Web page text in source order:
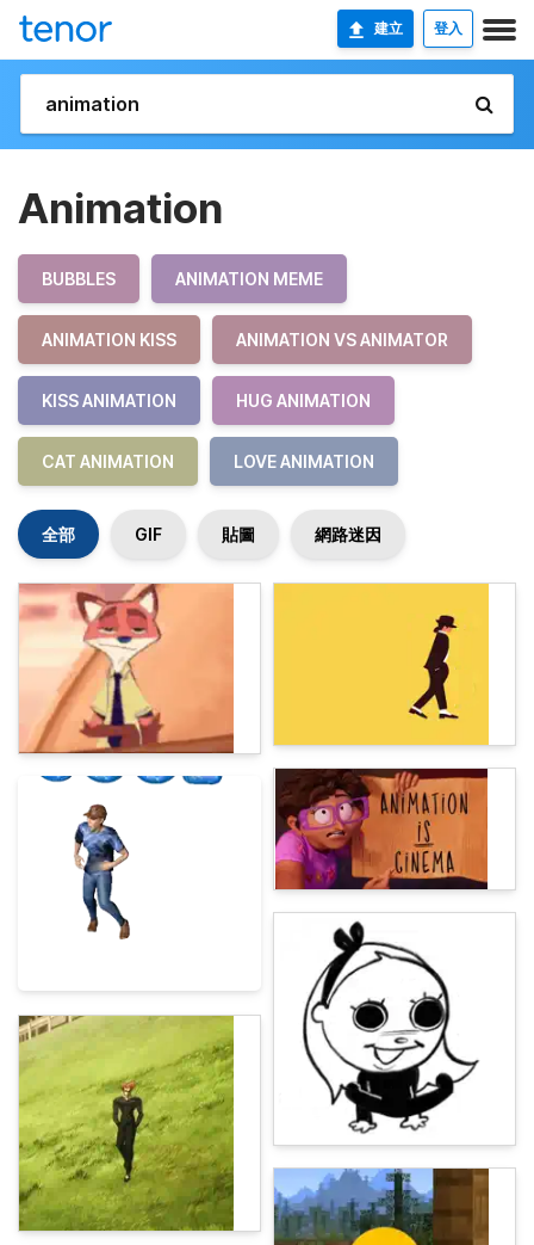
建立 登入
Animation
BUBBLES ANIMATION MEME
ANIMATION KISS ANIMATION VS ANIMATOR
KISS ANIMATION HUG ANIMATION
CAT ANIMATION LOVE ANIMATION
全部 GIF 貼圖 網路迷因